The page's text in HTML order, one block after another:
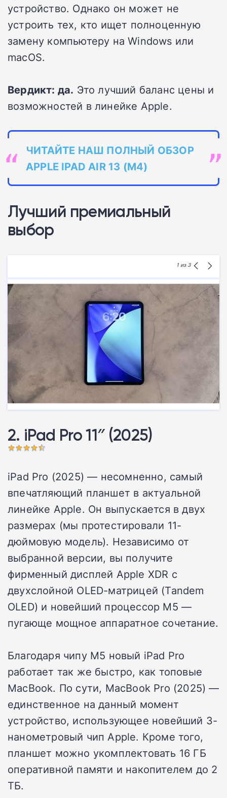
устройство. Однако он может не
устроить тех, кто ищет полноценную
замену компьютеру на Windows или
macOS.
Вердикт: да. Это лучший баланс цены и
возможностей в линейке Apple.
ЧИТАЙТЕ НАШ ПОЛНЫЙ ОБЗОР
APPLE IPAD AIR 13 (M4)
Лучший премиальный
выбор
1 из 3
2. iPad Pro 11″ (2025)
iPad Pro (2025) — несомненно, самый
впечатляющий планшет в актуальной
линейке Apple. Он выпускается в двух
размерах (мы протестировали 11-
дюймовую модель). Независимо от
выбранной версии, вы получите
фирменный дисплей Apple XDR с
двухслойной OLED-матрицей (Tandem
OLED) и новейший процессор M5 —
пугающе мощное аппаратное сочетание.
Благодаря чипу M5 новый iPad Pro
работает так же быстро, как топовые
MacBook. По сути, MacBook Pro (2025) —
единственное на данный момент
устройство, использующее новейший 3-
нанометровый чип Apple. Кроме того,
планшет можно укомплектовать 16 ГБ
оперативной памяти и накопителем до 2
ТБ.